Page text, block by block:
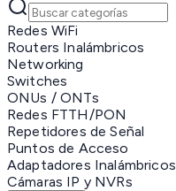
Redes WiFi
Routers Inalámbricos
Networking
Switches
ONUs / ONTs
Redes FTTH/PON
Repetidores de Señal
Puntos de Acceso
Adaptadores Inalámbricos
Cámaras IP y NVRs